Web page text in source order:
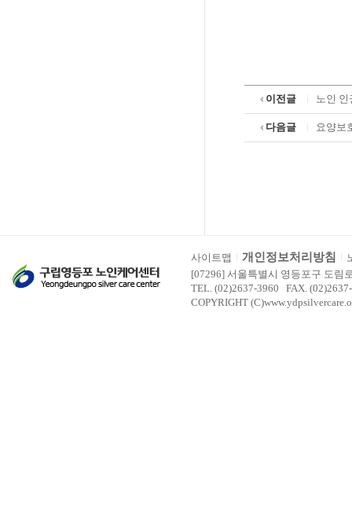
이전글 노인 인
다음글 요양보
사이트맵 개인정보처리방침
[07296] 서울특별시 영등포구 도림
TEL. (02)2637-3960 FAX.
COPYRIGHT